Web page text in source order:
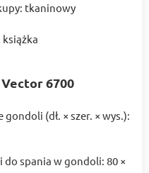
tkaninowy
książka
6700
(dł. × szer. × wys.):
spania w gondoli: 80 ×